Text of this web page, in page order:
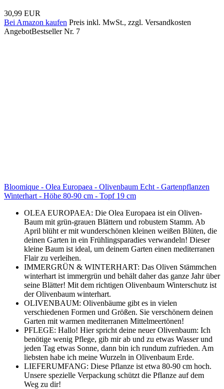
30,99 EUR
Bei Amazon kaufen Preis inkl. MwSt., zzgl. Versandkosten
AngebotBestseller Nr. 7
Bloomique - Olea Europaea - Olivenbaum Echt - Gartenpflanzen
Winterhart - Höhe 80-90 cm - Topf 19 cm
OLEA EUROPAEA: Die Olea Europaea ist ein Oliven-
Baum mit grün-grauen Blättern und robustem Stamm. Ab
April blüht er mit wunderschönen kleinen weißen Blüten, die
deinen Garten in ein Frühlingsparadies verwandeln! Dieser
kleine Baum ist ideal, um deinem Garten einen mediterranen
Flair zu verleihen.
IMMERGRÜN & WINTERHART: Das Oliven Stämmchen
winterhart ist immergrün und behält daher das ganze Jahr über
seine Blätter! Mit dem richtigen Olivenbaum Winterschutz ist
der Olivenbaum winterhart.
OLIVENBAUM: Olivenbäume gibt es in vielen
verschiedenen Formen und Größen. Sie verschönern deinen
Garten mit warmen mediterranen Mittelmeertönen!
PFLEGE: Hallo! Hier spricht deine neuer Olivenbaum: Ich
benötige wenig Pflege, gib mir ab und zu etwas Wasser und
jeden Tag etwas Sonne, dann bin ich rundum zufrieden. Am
liebsten habe ich meine Wurzeln in Olivenbaum Erde.
LIEFERUMFANG: Diese Pflanze ist etwa 80-90 cm hoch.
Unsere spezielle Verpackung schützt die Pflanze auf dem
Weg zu dir!